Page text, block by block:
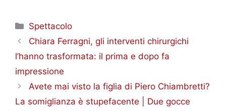
Categorie
Spettacolo
Chiara Ferragni, gli interventi chirurgichi
l’hanno trasformata: il prima e dopo fa
impressione
Avete mai visto la figlia di Piero Chiambretti?
La somiglianza è stupefacente | Due gocce